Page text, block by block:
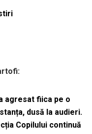
agresat fiica pe o
dusă la audieri.
Copilului continuă